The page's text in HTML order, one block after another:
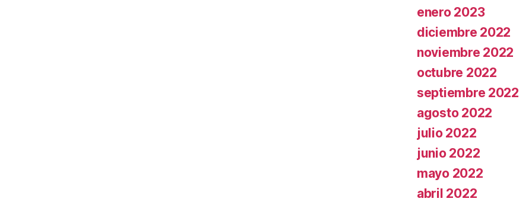
enero 2023
diciembre 2022
noviembre 2022
octubre 2022
septiembre 2022
agosto 2022
julio 2022
junio 2022
mayo 2022
abril 2022